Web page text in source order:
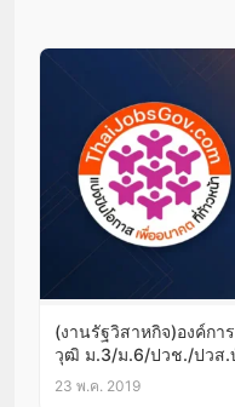
(งานรัฐวิสาหกิจ)องค์ก
วุฒิ ม.3/ม.6/ปวช./ปวส.
23 พ.ค. 2019